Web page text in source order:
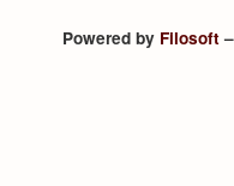
Powered by Filosoft–